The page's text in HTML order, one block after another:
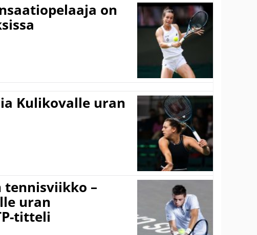
on
Kulikovalle uran
tennisviikko –
uran
titteli